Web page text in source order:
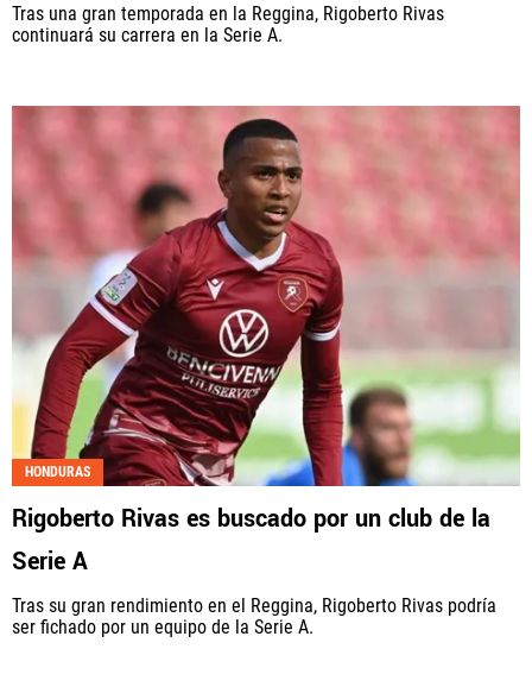
Tras una gran temporada en la Reggina, Rigoberto Rivas
continuará su carrera en la Serie A.
HONDURAS
Rigoberto Rivas es buscado por un club de la
Serie A
Tras su gran rendimiento en el Reggina, Rigoberto Rivas podría
ser fichado por un equipo de la Serie A.